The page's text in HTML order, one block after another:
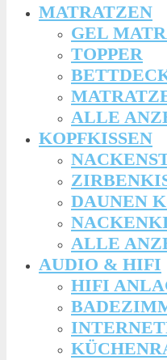
MATRATZEN
GEL
TOPPER
ALLE
KOPFKISSEN
DAUNEN
ALLE
AUDIO & HIFI
HIFI